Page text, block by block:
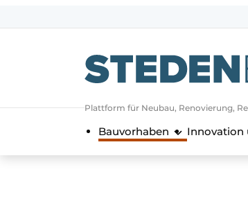
Allgemeine
Autorisierungabmelden
Unternehmen
Plattform für Neubau, Renovierung,
Bauvorhaben Innovation